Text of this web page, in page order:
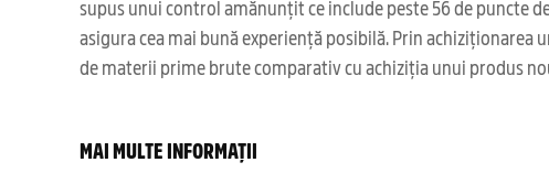
supus unui control amănunțit ce include peste 56 de puncte
asigura cea mai bună experiență posibilă. Prin
de materii prime brute comparativ cu achiziția unui produs
MAI MULTE INFORMAȚII